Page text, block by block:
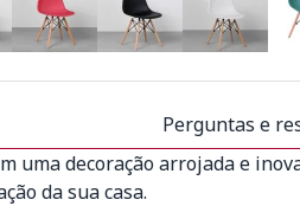
Perguntas e
uma decoração arrojada e
da sua casa.